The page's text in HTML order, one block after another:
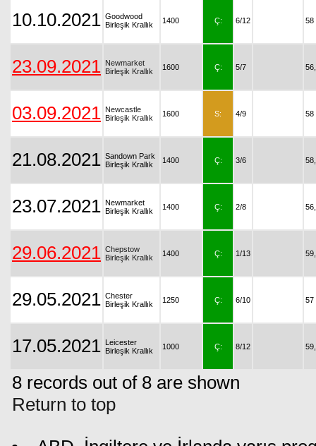
10.10.2021 Goodwood
Birleşik Krallık
1400 Ç: 6/12 58
23.09.2021 Newmarket
Birleşik Krallık
1600 Ç: 5/7
03.09.2021 Newcastle
Birleşik Krallık
1600 S: 4/9 58
21.08.2021 Sandown Park
Birleşik Krallık
1400 Ç: 3/6
23.07.2021 Newmarket
Birleşik Krallık
1400 Ç: 2/8
29.06.2021 Chepstow
Birleşik Krallık
1400 Ç: 1/13
29.05.2021 Chester
Birleşik Krallık
1250 Ç: 6/10 57
17.05.2021 Leicester
Birleşik Krallık
1000 Ç: 8/12
8 records out of 8 are shown
Return to top